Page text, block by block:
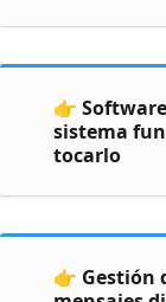
👉
sistema
tocarlo
👉 Gestión